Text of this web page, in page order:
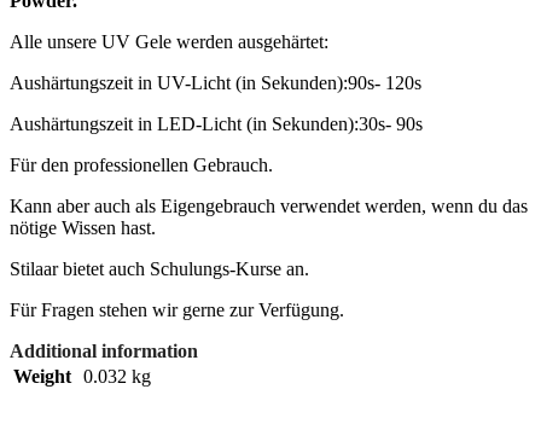
Alle unsere UV Gele werden ausgehärtet:
Aushärtungszeit in UV-Licht (in Sekunden):90s- 120s
Aushärtungszeit in LED-Licht (in Sekunden):30s- 90s
Für den professionellen Gebrauch.
Kann aber auch als Eigengebrauch verwendet werden, wenn du das
nötige Wissen hast.
Stilaar bietet auch Schulungs-Kurse an.
Für Fragen stehen wir gerne zur Verfügung.
Additional information
Weight 0.032 kg